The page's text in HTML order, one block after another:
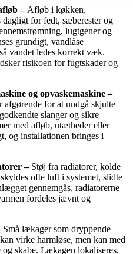
– Afløb i køkken,
for fedt, sæberester og
lugtgener og
grundigt, vandlåse
vandet ledes korrekt væk.
risikoen for fugtskader og
og opvaskemaskine –
for at undgå skjulte
slanger og sikre
med afløb, utætheder eller
og installationen bringes i
– Støj fra radiatorer, kolde
ofte luft i systemet, slidte
gennemgås, radiatorerne
fordeles jævnt og
Små lækager som dryppende
virke harmløse, men kan med
skabe. Lækagen lokaliseres,